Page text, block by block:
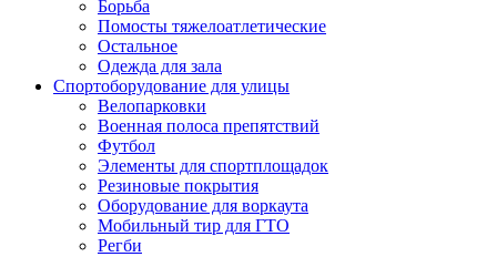
Борьба
Помосты тяжелоатлетические
Остальное
Одежда для зала
Спортоборудование для улицы
Велопарковки
Военная полоса препятствий
Футбол
Элементы для спортплощадок
Резиновые покрытия
Оборудование для воркаута
Мобильный тир для ГТО
Регби